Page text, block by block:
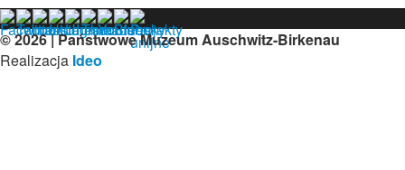
© 2026 | Państwowe Muzeum Auschwitz-Birkenau
Realizacja Ideo